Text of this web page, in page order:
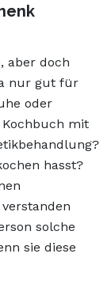
aber doch
nur gut für
oder
Kochbuch mit
hasst?
solche
sie diese